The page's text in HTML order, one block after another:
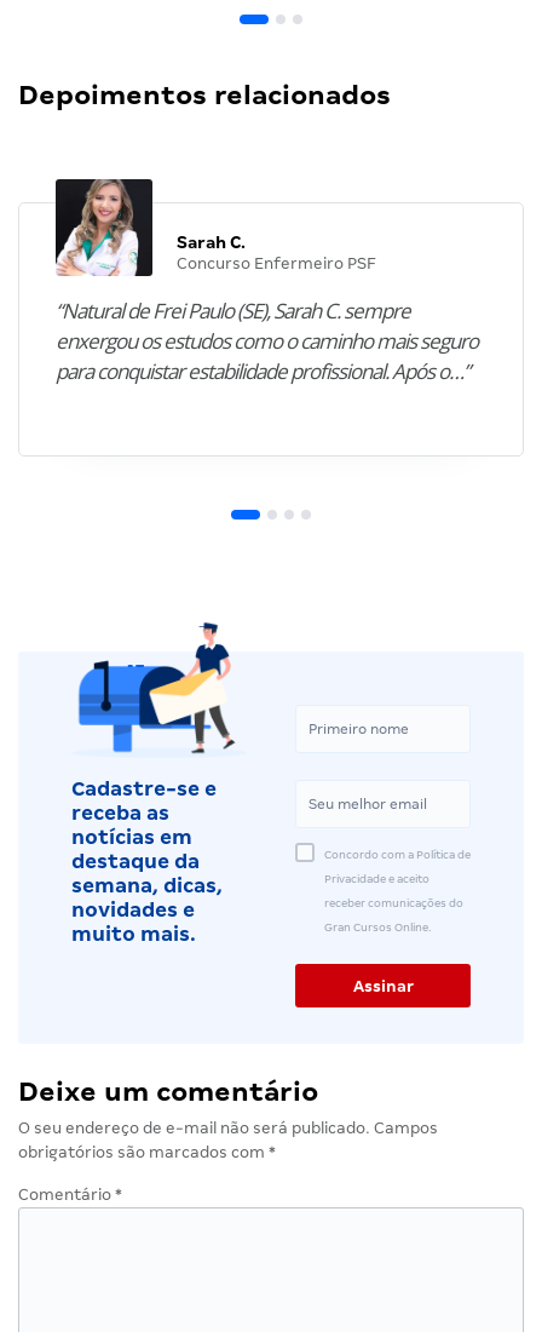
Depoimentos relacionados
Sarah C.
Concurso Enfermeiro PSF
“Natural de Frei Paulo (SE), Sarah C. sempre
enxergou os estudos como o caminho mais seguro
para conquistar estabilidade profissional. Após o…”
Cadastre-se e
receba as
notícias em
destaque da
semana, dicas,
novidades e
muito mais.
Concordo com a Política de
Privacidade e aceito
receber comunicações do
Gran Cursos Online.
Deixe um comentário
O seu endereço de e-mail não será publicado. Campos
obrigatórios são marcados com *
Comentário *